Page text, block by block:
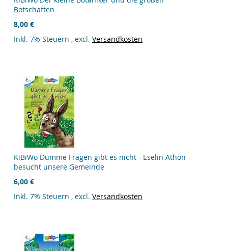
Botschaften
8,00 €
Inkl. 7% Steuern , excl. Versandkosten
KiBiWo Dumme Fragen gibt es nicht - Eselin Athon
besucht unsere Gemeinde
6,00 €
Inkl. 7% Steuern , excl. Versandkosten